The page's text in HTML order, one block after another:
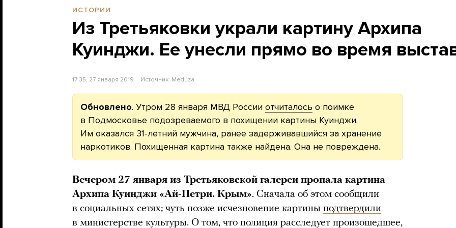
ИСТОРИИ
Из Третьяковки украли картину Архипа
Куинджи. Ее унесли прямо во время
17:35, 27 января 2019 Источник: Meduza
Обновлено. Утром 28 января МВД России отчиталось о поимке
в Подмосковье подозреваемого в похищении картины Куинджи.
Им оказался 31-летний мужчина, ранее задерживавшийся за хранение
наркотиков. Похищенная картина также найдена. Она не повреждена.
Вечером 27 января из Третьяковской галереи пропала картина
Архипа Куинджи «Ай-Петри. Крым». Сначала об этом сообщили
в социальных сетях; чуть позже исчезновение картины подтвердили
в министерстве культуры. О том, что полиция расследует произошедшее,